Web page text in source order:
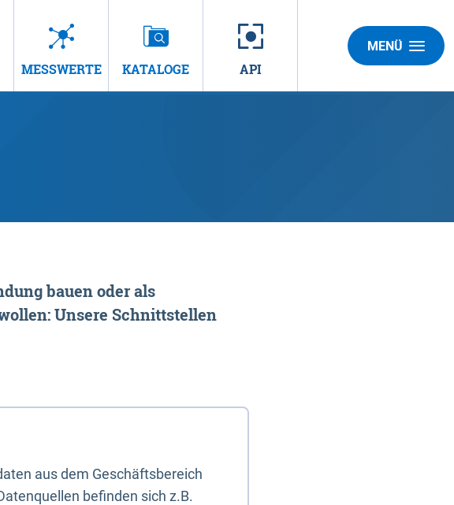
MESSWERTE KATALOGE API
MENÜ
bauen oder als
Unsere Schnittstellen
aus dem Geschäftsbereich
befinden sich z.B.